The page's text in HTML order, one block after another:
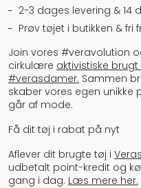
2-3 dages levering & 14
Prøv tøjet i butikken & fri
Join vores #veravolution
cirkulære aktivistiske
#verasdamer. Sammen
skaber vores egen unikke
går af mode.
Få dit tøj i rabat på nyt
Aflever dit brugte tøj i
udbetalt point-kredit og
gang i dag. Læs mere her.